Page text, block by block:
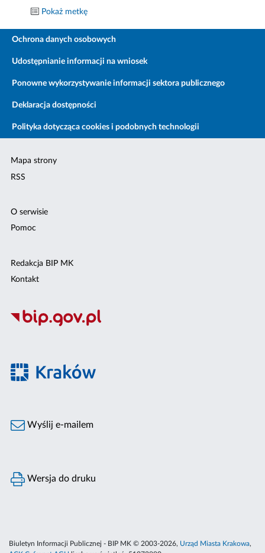
Pokaż metkę
Ochrona danych osobowych
Udostępnianie informacji na wniosek
Ponowne wykorzystywanie informacji sektora publicznego
Deklaracja dostępności
Polityka dotycząca cookies i podobnych technologii
Mapa strony
RSS
O serwisie
Pomoc
Redakcja BIP MK
Kontakt
Wyślij e-mailem
Wersja do druku
Biuletyn Informacji Publicznej - BIP MK © 2003-2026, Urząd Miasta Krakowa,